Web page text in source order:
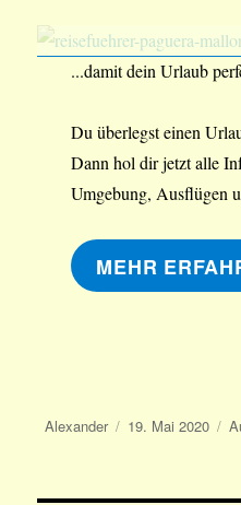
...damit dein Urlaub
Du überlegst einen
Dann hol dir jetzt alle
Umgebung, Ausflügen
MEHR
Autor
Alexander
Veröffentlicht
19. Mai 2020